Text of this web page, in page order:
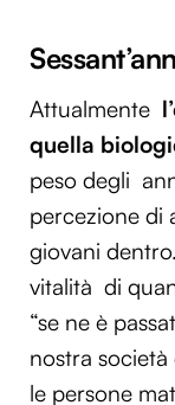
Attualmente
quella
peso degli
percezione di
giovani
vitalità di
“se ne è
nostra
le persone